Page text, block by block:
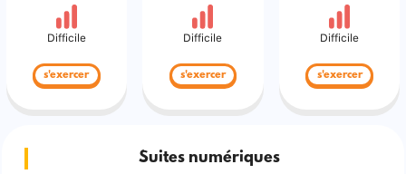
Difficile
s'exercer
Difficile
s'exercer
Difficile
s'exercer
Suites numériques